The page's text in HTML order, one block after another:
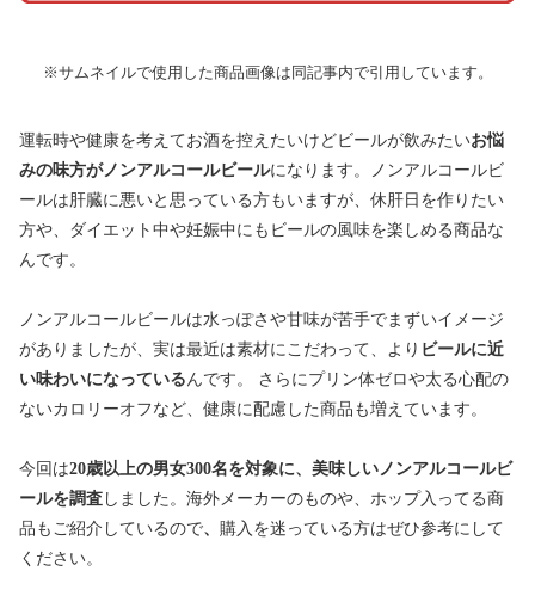
※サムネイルで使用した商品画像は同記事内で引用しています。
運転時や健康を考えてお酒を控えたいけどビールが飲みたいお悩
みの味方がノンアルコールビールになります。ノンアルコールビ
ールは肝臓に悪いと思っている方もいますが、休肝日を作りたい
方や、ダイエット中や妊娠中にもビールの風味を楽しめる商品な
んです。
ノンアルコールビールは水っぽさや甘味が苦手でまずいイメージ
がありましたが、実は最近は素材にこだわって、より ビールに近
い味わいになっているんです。
さらにプリン体ゼロや太る心配の
ないカロリーオフなど、健康に配慮した商品も増えています。
今回は20歳以上の男女300名を対象に、美味しいノンアルコールビ
ールを調査 しました。海外メーカーのものや、ホップ入ってる商
品もご紹介しているので、 購入を迷っている方はぜひ参考にして
ください。